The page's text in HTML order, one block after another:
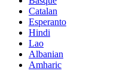
Catalan
Esperanto
Hindi
Lao
Albanian
Amharic